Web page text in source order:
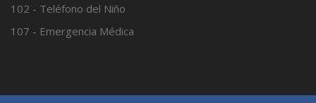
102 - Teléfono del Niño
107 - Emergencia Médica